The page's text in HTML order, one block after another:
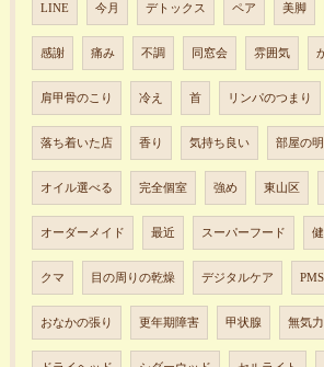
LINE 今月 デトックス ペア 美脚
感謝 痛み 不調 同窓会 雰囲気
肩甲骨のこり 冷え 首 リンパのつまり
落ち着いた店 香り 気持ち良い 部屋の
オイル選べる 完全個室 強め 東山区
オーダーメイド 最近 スーパーフード
クマ 目の周りの乾燥 デジタルケア PMS
おなかの張り 更年期障害 甲状腺 無気力